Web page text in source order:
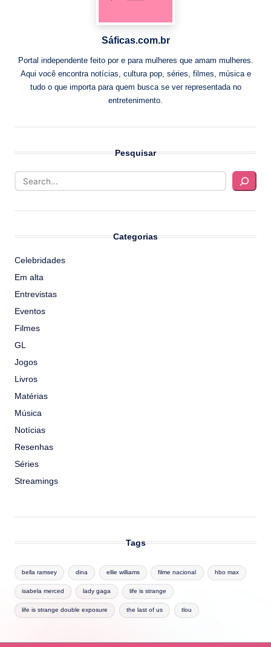
Sáficas.com.br
Portal independente feito por e para mulheres que amam mulheres.
Aqui você encontra notícias, cultura pop, séries, filmes, música e
tudo o que importa para quem busca se ver representada no
entretenimento.
Pesquisar
Categorias
Celebridades
Em alta
Entrevistas
Eventos
Filmes
GL
Jogos
Livros
Matérias
Música
Notícias
Resenhas
Séries
Streamings
Tags
bella ramsey dina ellie williams filme nacional hbo max
isabela merced lady gaga life is strange
life is strange double exposure the last of us tlou